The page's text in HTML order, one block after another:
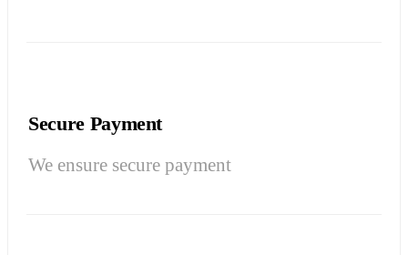
Secure Payment
We ensure secure payment